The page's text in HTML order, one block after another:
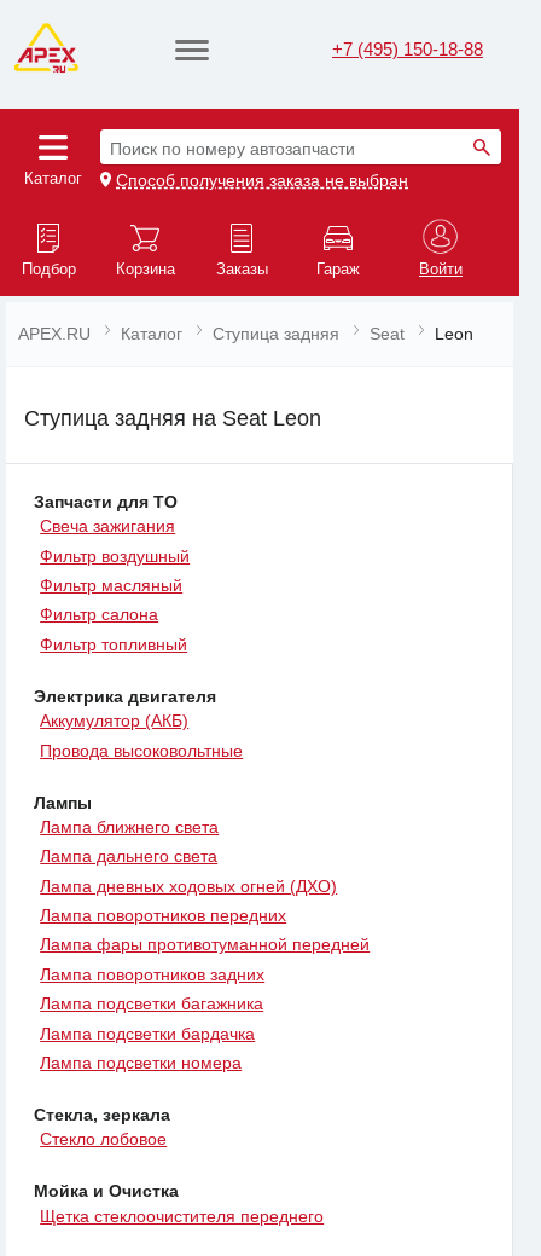
+7 (495) 150-18-88
Каталог
Поиск по номеру автозапчасти
Способ получения заказа не выбран
Подбор Корзина Заказы Гараж Войти
APEX.RU Каталог Ступица задняя Seat Leon
Ступица задняя на Seat Leon
Запчасти для ТО
Свеча зажигания
Фильтр воздушный
Фильтр масляный
Фильтр салона
Фильтр топливный
Электрика двигателя
Аккумулятор (АКБ)
Провода высоковольтные
Лампы
Лампа ближнего света
Лампа дальнего света
Лампа дневных ходовых огней (ДХО)
Лампа поворотников передних
Лампа фары противотуманной передней
Лампа поворотников задних
Лампа подсветки багажника
Лампа подсветки бардачка
Лампа подсветки номера
Стекла, зеркала
Стекло лобовое
Мойка и Очистка
Щетка стеклоочистителя переднего